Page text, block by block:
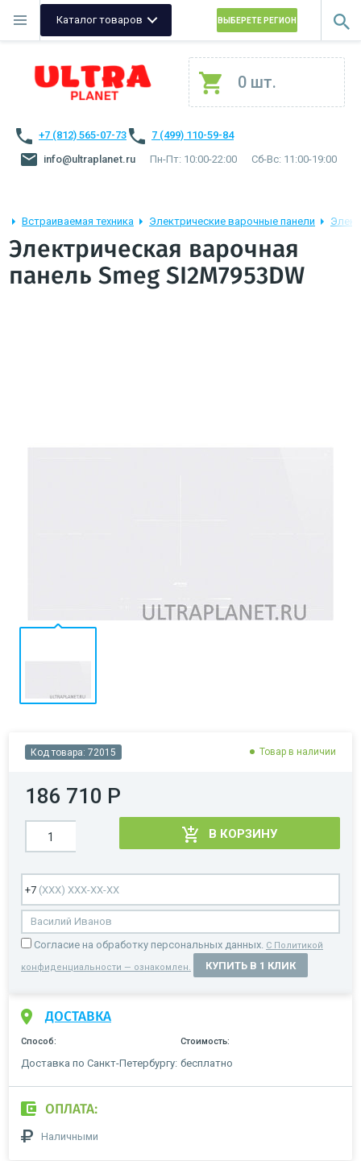
Каталог товаров ВЫБЕРЕТЕ РЕГИОН
0 шт.
+7 (812) 565-07-73
7 (499) 110-59-84
info@ultraplanet.ru
Пн-Пт: 10:00-22:00 Сб-Вс: 11:00-19:00
Встраиваемая техника Электрические варочные панели
Электрическая варочная
панель Smeg SI2M7953DW
Код товара: 72015 Товар в наличии
186 710 Р
В КОРЗИНУ
Cогласие на обработку персональных данных. С Политикой
конфиденциальности — ознакомлен. КУПИТЬ В 1 КЛИК
ДОСТАВКА
Способ: Стоимость:
Доставка по Санкт-Петербургу: бесплатно
ОПЛАТА:
Наличными